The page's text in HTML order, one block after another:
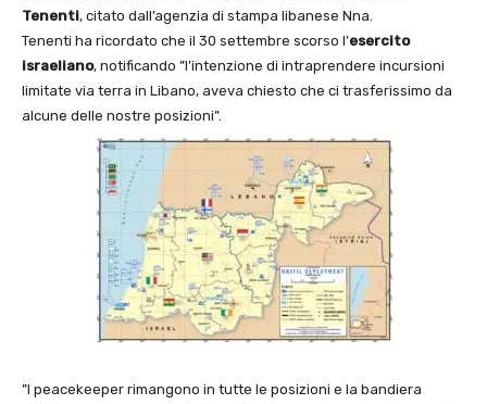
Tenenti, citato dall’agenzia di stampa libanese Nna.
Tenenti ha ricordato che il 30 settembre scorso l’esercito
israeliano, notificando ”l’intenzione di intraprendere incursioni
limitate via terra in Libano, aveva chiesto che ci trasferissimo da
alcune delle nostre posizioni”.
”I peacekeeper rimangono in tutte le posizioni e la bandiera